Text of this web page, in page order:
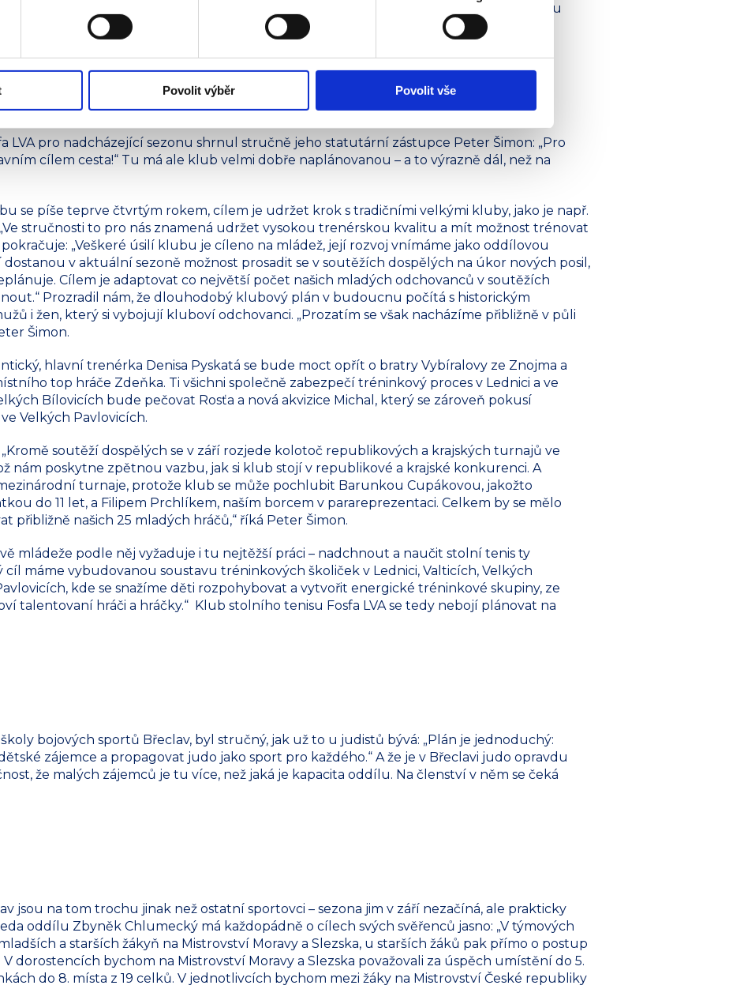
Povolit výběr Povolit vše
na stadionu. Tam si budou moci přijít dvakrát týdně jen tak zahrát zájemci, které nejsou
nadšení pro sport a posílí řady břeclavských fotbalistů.
LVA pro nadcházející sezonu shrnul stručně jeho statutární zástupce Peter Šimon: „Pro
cílem cesta!“ Tu má ale klub velmi dobře naplánovanou – a to výrazně dál, než na
se píše teprve čtvrtým rokem, cílem je udržet krok s tradičními velkými kluby, jako je např.
stručnosti to pro nás znamená udržet vysokou trenérskou kvalitu a mít možnost trénovat
pokračuje: „Veškeré úsilí klubu je cíleno na mládež, její rozvoj vnímáme jako oddílovou
v aktuální sezoně možnost prosadit se v soutěžích dospělých na úkor nových posil,
Cílem je adaptovat co největší počet našich mladých odchovanců v soutěžích
Prozradil nám, že dlouhodobý klubový plán v budoucnu počítá s historickým
i žen, který si vybojují kluboví odchovanci. „Prozatím se však nacházíme přibližně v půli
Šimon.
hlavní trenérka Denisa Pyskatá se bude moct opřít o bratry Vybíralovy ze Znojma a
top hráče Zdeňka. Ti všichni společně zabezpečí tréninkový proces v Lednici a ve
Bílovicích bude pečovat Rosťa a nová akvizice Michal, který se zároveň pokusí
Velkých Pavlovicích.
soutěží dospělých se v září rozjede kolotoč republikových a krajských turnajů ve
nám poskytne zpětnou vazbu, jak si klub stojí v republikové a krajské konkurenci. A
turnaje, protože klub se může pochlubit Barunkou Cupákovou, jakožto
do 11 let, a Filipem Prchlíkem, naším borcem v parareprezentaci. Celkem by se mělo
přibližně našich 25 mladých hráčů,“ říká Peter Šimon.
mládeže podle něj vyžaduje i tu nejtěžší práci – nadchnout a naučit stolní tenis ty
máme vybudovanou soustavu tréninkových školiček v Lednici, Valticích, Velkých
kde se snažíme děti rozpohybovat a vytvořit energické tréninkové skupiny, ze
talentovaní hráči a hráčky.“ Klub stolního tenisu Fosfa LVA se tedy nebojí plánovat na
bojových sportů Břeclav, byl stručný, jak už to u judistů bývá: „Plán je jednoduchý:
zájemce a propagovat judo jako sport pro každého.“ A že je v Břeclavi judo opravdu
že malých zájemců je tu více, než jaká je kapacita oddílu. Na členství v něm se čeká
jsou na tom trochu jinak než ostatní sportovci – sezona jim v září nezačíná, ale prakticky
oddílu Zbyněk Chlumecký má každopádně o cílech svých svěřenců jasno: „V týmových
a starších žákyň na Mistrovství Moravy a Slezska, u starších žáků pak přímo o postup
dorostencích bychom na Mistrovství Moravy a Slezska považovali za úspěch umístění do 5.
do 8. místa z 19 celků. V jednotlivcích bychom mezi žáky na Mistrovství České republiky